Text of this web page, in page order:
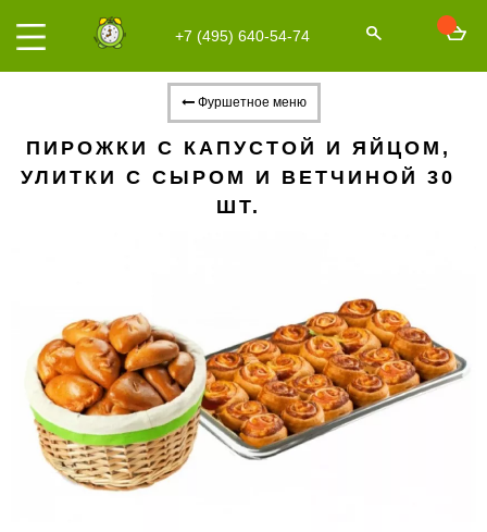
+7 (495) 640-54-74
Фуршетное меню
ПИРОЖКИ С КАПУСТОЙ И ЯЙЦОМ,
УЛИТКИ С СЫРОМ И ВЕТЧИНОЙ 30
ШТ.